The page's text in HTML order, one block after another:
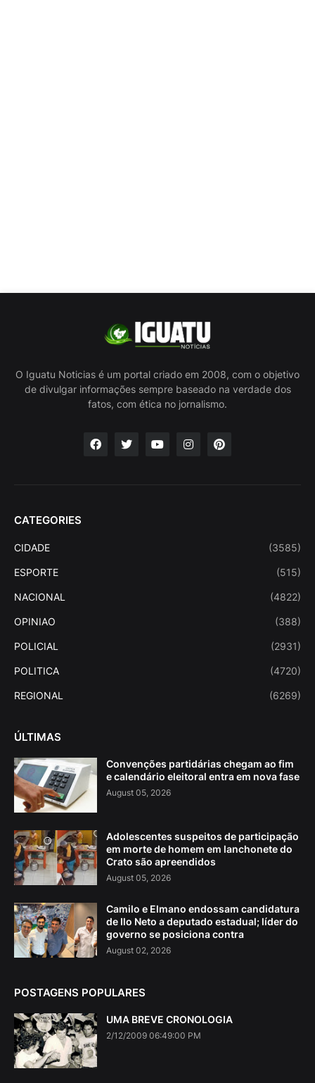
O Iguatu Noticias é um portal criado em 2008, com o objetivo
de divulgar informações sempre baseado na verdade dos
fatos, com ética no jornalismo.
CATEGORIES
CIDADE (3585)
ESPORTE (515)
NACIONAL (4822)
OPINIAO (388)
POLICIAL (2931)
POLITICA (4720)
REGIONAL (6269)
ÚLTIMAS
Convenções partidárias chegam ao fim
e calendário eleitoral entra em nova fase
August 05, 2026
Adolescentes suspeitos de participação
em morte de homem em lanchonete do
Crato são apreendidos
August 05, 2026
Camilo e Elmano endossam candidatura
de Ilo Neto a deputado estadual; líder do
governo se posiciona contra
August 02, 2026
POSTAGENS POPULARES
UMA BREVE CRONOLOGIA
2/12/2009 06:49:00 PM